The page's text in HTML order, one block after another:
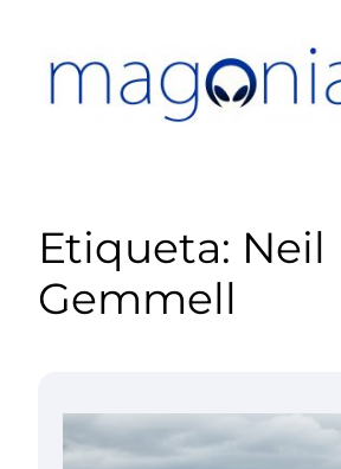
contenido
Etiqueta: Neil
Gemmell